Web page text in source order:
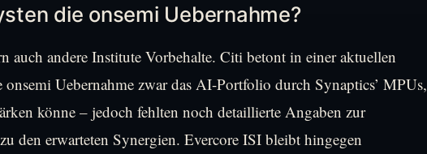
die onsemi Uebernahme?
auch andere Institute Vorbehalte. Citi betont in einer aktuellen
onsemi Uebernahme zwar das AI-Portfolio durch Synaptics’ MPUs,
könne – jedoch fehlten noch detaillierte Angaben zur
den erwarteten Synergien. Evercore ISI bleibt hingegen